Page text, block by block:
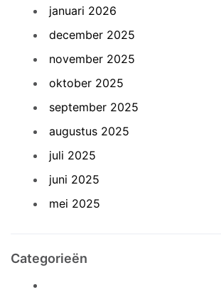
januari 2026
december 2025
november 2025
oktober 2025
september 2025
augustus 2025
juli 2025
juni 2025
mei 2025
Categorieën